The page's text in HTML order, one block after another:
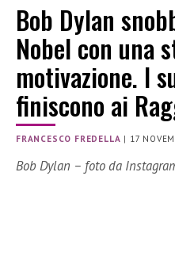
Bob Dylan
Nobel con una
motivazione. I
finiscono ai
FRANCESCO FREDELLA | 17
Bob Dylan – foto da